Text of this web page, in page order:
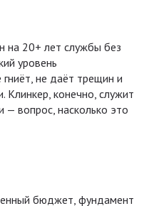
на 20+ лет службы без
уровень
не даёт трещин и
Клинкер, конечно, служит
— вопрос, насколько это
бюджет, фундамент